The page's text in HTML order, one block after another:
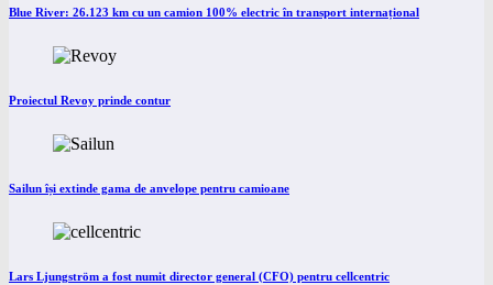
Blue River: 26.123 km cu un camion 100% electric în transport internațional
Proiectul Revoy prinde contur
Sailun își extinde gama de anvelope pentru camioane
Lars Ljungström a fost numit director general (CFO) pentru cellcentric